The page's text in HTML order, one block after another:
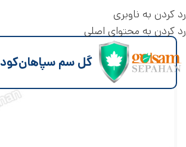
رد کردن به ناوبری
رد کردن به محتوای اصلی
گل سم سپاهانکود